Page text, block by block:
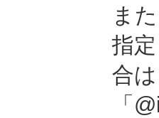
ま
指
合
「